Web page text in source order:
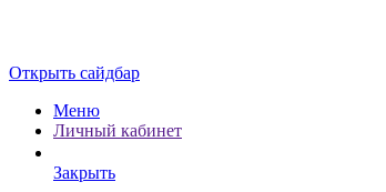
Открыть сайдбар
Меню
Личный кабинет
Закрыть